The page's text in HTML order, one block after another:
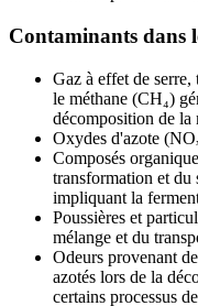
Contaminants dans
Gaz à effet de
le méthane (CH₄)
décomposition de la
Oxydes d'azote
Composés
transformation et du
impliquant la
Poussières et
mélange et du
Odeurs provenant
azotés lors de la
certains processus